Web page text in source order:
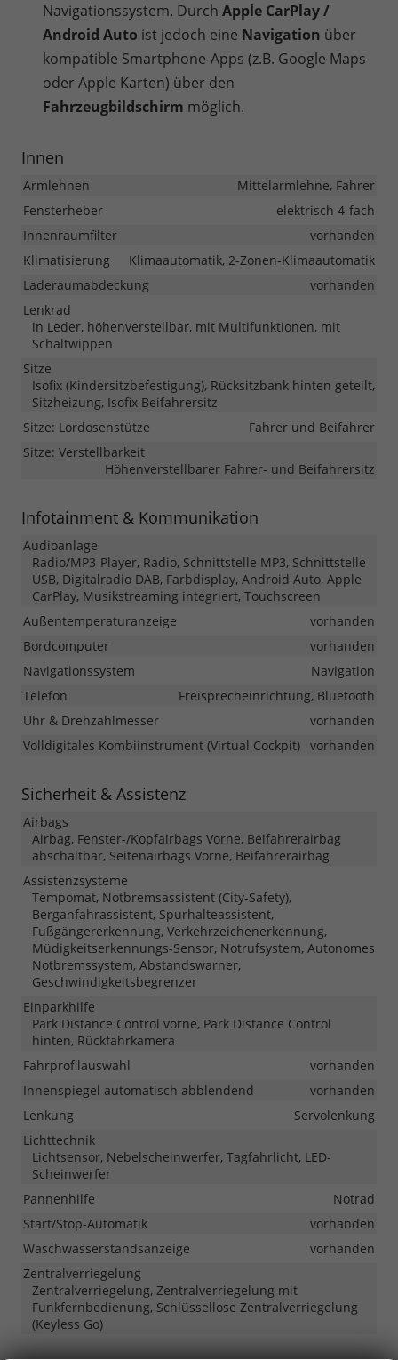
Navigationssystem. Durch Apple CarPlay /
Android Auto ist jedoch eine Navigation über
kompatible Smartphone-Apps (z.B. Google Maps
oder Apple Karten) über den
Fahrzeugbildschirm möglich.
Innen
Armlehnen
Mittelarmlehne, Fahrer
Fensterheber
elektrisch 4-fach
Innenraumfilter
vorhanden
Klimatisierung
Klimaautomatik, 2-Zonen-Klimaautomatik
Laderaumabdeckung
vorhanden
Lenkrad
in Leder, höhenverstellbar, mit Multifunktionen, mit
Schaltwippen
Sitze
Isofix (Kindersitzbefestigung), Rücksitzbank hinten geteilt,
Sitzheizung, Isofix Beifahrersitz
Sitze: Lordosenstütze
Fahrer und Beifahrer
Sitze: Verstellbarkeit
Höhenverstellbarer Fahrer- und Beifahrersitz
Infotainment & Kommunikation
Audioanlage
Radio/MP3-Player, Radio, Schnittstelle MP3, Schnittstelle
USB, Digitalradio DAB, Farbdisplay, Android Auto, Apple
CarPlay, Musikstreaming integriert, Touchscreen
Außentemperaturanzeige
vorhanden
Bordcomputer
vorhanden
Navigationssystem
Navigation
Telefon
Freisprecheinrichtung, Bluetooth
Uhr & Drehzahlmesser
vorhanden
Volldigitales Kombiinstrument (Virtual Cockpit) vorhanden
Sicherheit & Assistenz
Airbags
Airbag, Fenster-/Kopfairbags Vorne, Beifahrerairbag
abschaltbar, Seitenairbags Vorne, Beifahrerairbag
Assistenzsysteme
Tempomat, Notbremsassistent (City-Safety),
Berganfahrassistent, Spurhalteassistent,
Fußgängererkennung, Verkehrzeichenerkennung,
Müdigkeitserkennungs-Sensor, Notrufsystem, Autonomes
Notbremssystem, Abstandswarner,
Geschwindigkeitsbegrenzer
Einparkhilfe
Park Distance Control vorne, Park Distance Control
hinten, Rückfahrkamera
Fahrprofilauswahl
vorhanden
Innenspiegel automatisch abblendend
vorhanden
Lenkung
Servolenkung
Lichttechnik
Lichtsensor, Nebelscheinwerfer, Tagfahrlicht, LED-
Scheinwerfer
Pannenhilfe
Notrad
Start/Stop-Automatik
vorhanden
Waschwasserstandsanzeige
vorhanden
Zentralverriegelung
Zentralverriegelung, Zentralverriegelung mit
Funkfernbedienung, Schlüssellose Zentralverriegelung
(Keyless Go)